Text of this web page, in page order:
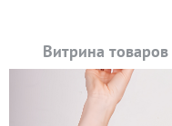
Витрина товаров